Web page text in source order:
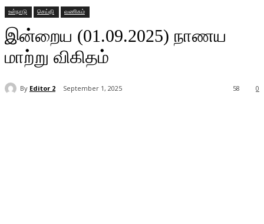
உள்நாடு செய்தி வணிகம்
இன்றைய (01.09.2025) நாணய
மாற்று விகிதம்
By Editor 2 September 1, 2025 0
58